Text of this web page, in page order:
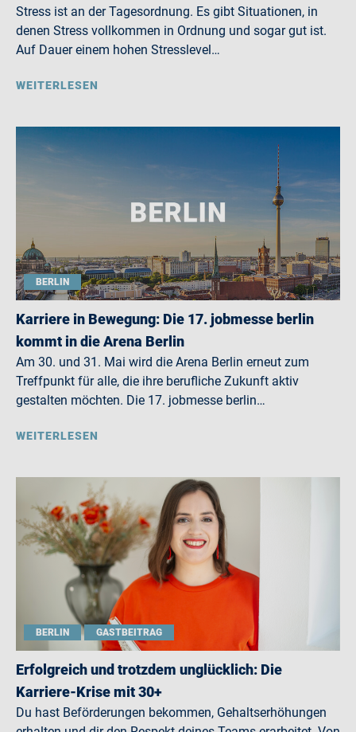
Stress ist an der Tagesordnung. Es gibt Situationen, in
denen Stress vollkommen in Ordnung und sogar gut ist.
Auf Dauer einem hohen Stresslevel…
WEITERLESEN
BERLIN
Karriere in Bewegung: Die 17. jobmesse berlin
kommt in die Arena Berlin
Am 30. und 31. Mai wird die Arena Berlin erneut zum
Treffpunkt für alle, die ihre berufliche Zukunft aktiv
gestalten möchten. Die 17. jobmesse berlin…
WEITERLESEN
BERLIN GASTBEITRAG
Erfolgreich und trotzdem unglücklich: Die
Karriere-Krise mit 30+
Du hast Beförderungen bekommen, Gehaltserhöhungen